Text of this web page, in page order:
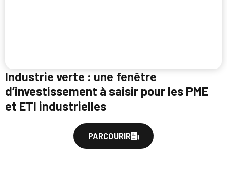
Industrie verte : une fenêtre
d’investissement à saisir pour les PME
et ETI industrielles
PARCOURIR